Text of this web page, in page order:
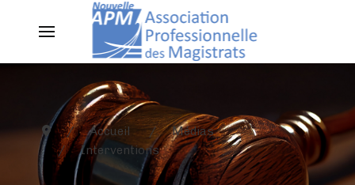
Accueil
Médias
Interventions